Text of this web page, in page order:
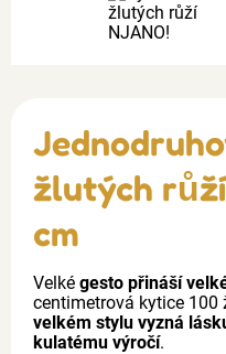
žlutých růží
cm
Velké gesto přináší
centimetrová kytice 100
velkém stylu vyzná
kulatému výročí.